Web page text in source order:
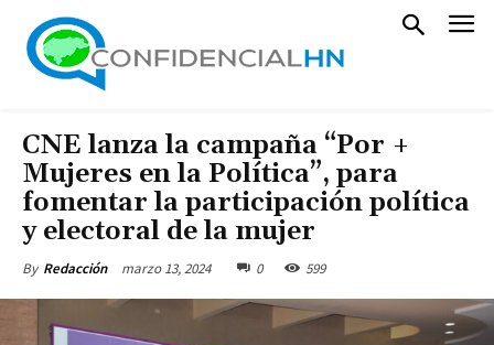
CNE lanza la campaña “Por +
Mujeres en la Política”, para
fomentar la participación política
y electoral de la mujer
By Redacción marzo 13, 2024 0 599